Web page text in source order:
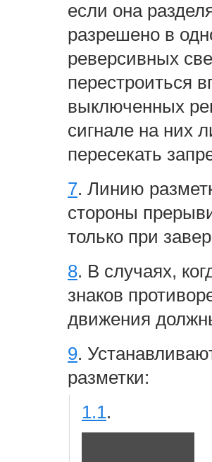
если она
разрешено в
реверсивных
перестроиться
выключенных
сигнале на них
пересекать
7. Линию
стороны
только при
8. В случаях,
знаков
движения
9.
разметки:
1.1.